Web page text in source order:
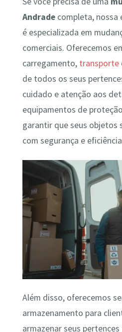
Andradecompleta, nossa
é especializada em
comerciais. Oferecemos
carregamento, transporte
de todos os seus
cuidado e atenção aos
equipamentos de
garantir que seus objetos
com segurança e
Além disso, oferecemos
armazenamento para
armazenar seus